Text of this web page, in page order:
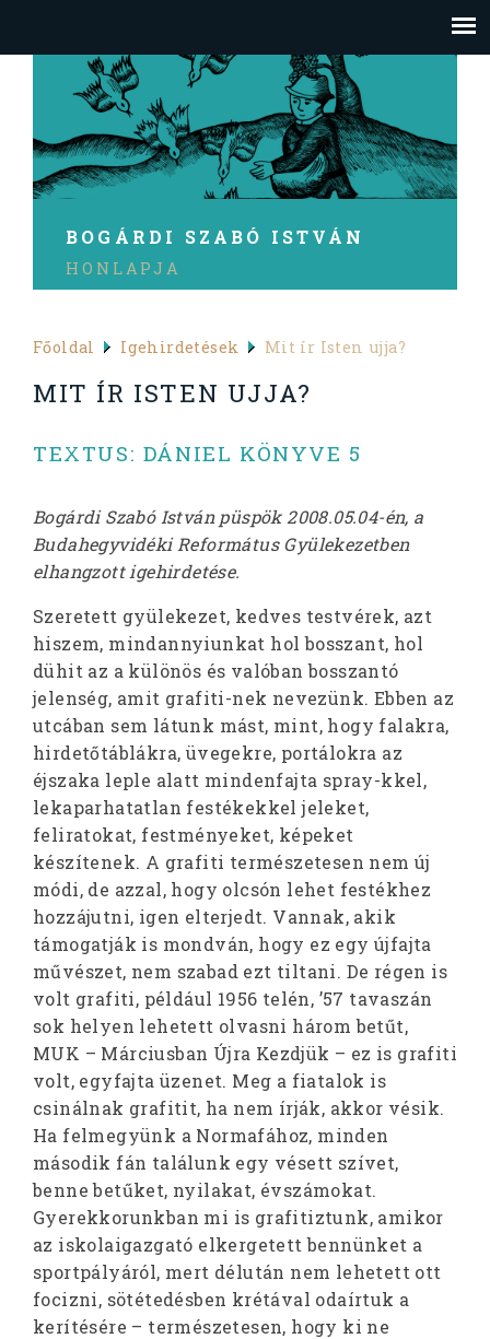
BOGÁRDI SZABÓ ISTVÁN
HONLAPJA
Főoldal Igehirdetések Mit ír Isten ujja?
MIT ÍR ISTEN UJJA?
TEXTUS: DÁNIEL KÖNYVE 5
Bogárdi Szabó István püspök 2008.05.04-én, a
Budahegyvidéki Református Gyülekezetben
elhangzott igehirdetése.
Szeretett gyülekezet, kedves testvérek, azt
hiszem, mindannyiunkat hol bosszant, hol
dühit az a különös és valóban bosszantó
jelenség, amit grafiti-nek nevezünk. Ebben az
utcában sem látunk mást, mint, hogy falakra,
hirdetőtáblákra, üvegekre, portálokra az
éjszaka leple alatt mindenfajta spray-kkel,
lekaparhatatlan festékekkel jeleket,
feliratokat, festményeket, képeket
készítenek. A grafiti természetesen nem új
módi, de azzal, hogy olcsón lehet festékhez
hozzájutni, igen elterjedt. Vannak, akik
támogatják is mondván, hogy ez egy újfajta
művészet, nem szabad ezt tiltani. De régen is
volt grafiti, például 1956 telén, ’57 tavaszán
sok helyen lehetett olvasni három betűt,
MUK – Márciusban Újra Kezdjük – ez is grafiti
volt, egyfajta üzenet. Meg a fiatalok is
csinálnak grafitit, ha nem írják, akkor vésik.
Ha felmegyünk a Normafához, minden
második fán találunk egy vésett szívet,
benne betűket, nyilakat, évszámokat.
Gyerekkorunkban mi is grafitiztunk, amikor
az iskolaigazgató elkergetett bennünket a
sportpályáról, mert délután nem lehetett ott
focizni, sötétedésben krétával odaírtuk a
kerítésére – természetesen, hogy ki ne